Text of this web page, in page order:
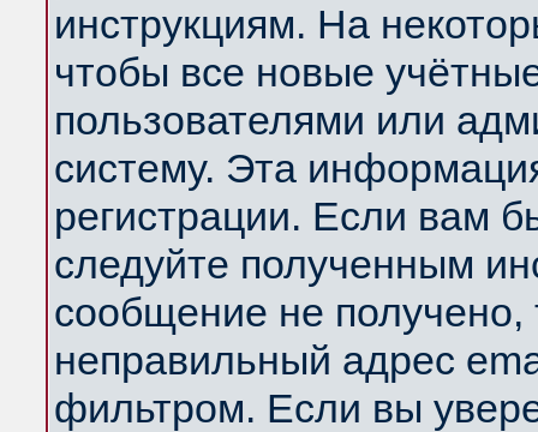
инструкциям. На
чтобы все новые
пользователями или
систему. Эта
регистрации. Если вам
следуйте полученным
сообщение не получено,
неправильный адрес
фильтром. Если вы